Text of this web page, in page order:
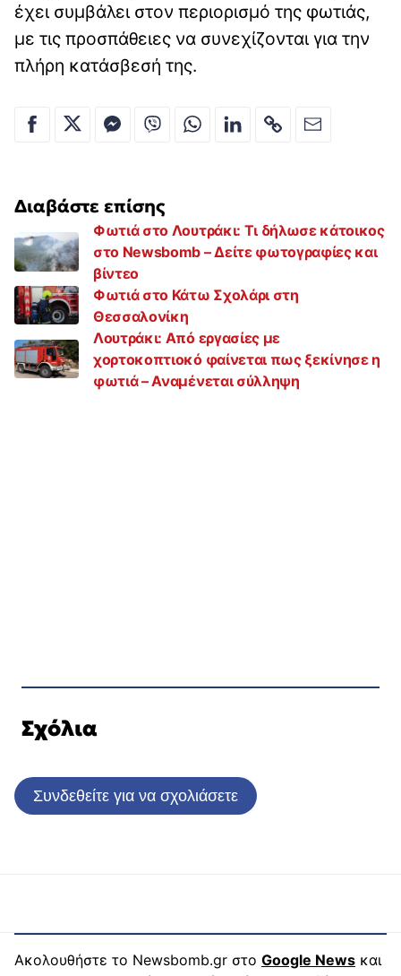
έχει συμβάλει στον περιορισμό της φωτιάς,
με τις προσπάθειες να συνεχίζονται για την
πλήρη κατάσβεσή της.
Διαβάστε επίσης
Φωτιά στο Λουτράκι: Τι δήλωσε κάτοικος
στο Newsbomb – Δείτε φωτογραφίες και
βίντεο
Φωτιά στο Κάτω Σχολάρι στη
Θεσσαλονίκη
Λουτράκι: Από εργασίες με
χορτοκοπτιοκό φαίνεται πως ξεκίνησε η
φωτιά – Αναμένεται σύλληψη
Σχόλια
Συνδεθείτε για να σχολιάσετε
Ακολουθήστε το Newsbomb.gr στο Google News και